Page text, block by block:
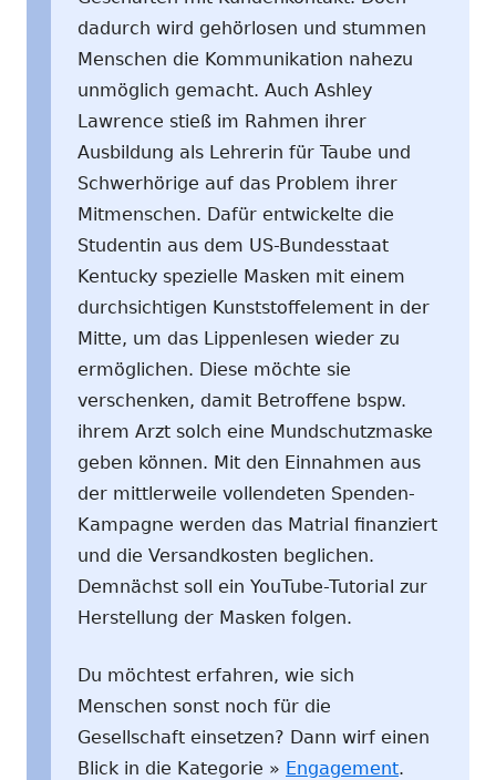
dadurch wird gehörlosen und stummen
Menschen die Kommunikation nahezu
unmöglich gemacht. Auch Ashley
Lawrence stieß im Rahmen ihrer
Ausbildung als Lehrerin für Taube und
Schwerhörige auf das Problem ihrer
Mitmenschen. Dafür entwickelte die
Studentin aus dem US-Bundesstaat
Kentucky spezielle Masken mit einem
durchsichtigen Kunststoffelement in der
Mitte, um das Lippenlesen wieder zu
ermöglichen. Diese möchte sie
verschenken, damit Betroffene bspw.
ihrem Arzt solch eine Mundschutzmaske
geben können. Mit den Einnahmen aus
der mittlerweile vollendeten Spenden-
Kampagne werden das Matrial finanziert
und die Versandkosten beglichen.
Demnächst soll ein YouTube-Tutorial zur
Herstellung der Masken folgen.
Du möchtest erfahren, wie sich
Menschen sonst noch für die
Gesellschaft einsetzen? Dann wirf einen
Blick in die Kategorie » Engagement.